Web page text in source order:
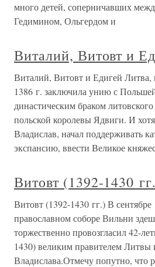
много детей, соперничавших
Гедимином, Ольгердом и
Виталий, Витовт и
Виталий, Витовт и Едигей
1386 г. заключила унию с
династическим браком
польской королевы Ядвиги. И
Владислав, начал поддерживать
экспансию, ввести Великое
Витовт (1392-1430
Витовт (1392-1430 гг.) В
православном соборе Вильни
торжественно провозгласил 42-
1430) великим правителем Литвы
Владислава.Отмечу попутно, что